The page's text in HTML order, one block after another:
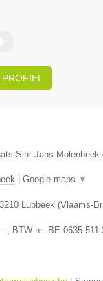
Sint Jans
| Google maps ▼
3210 Lubbeek(Vlaams-
-, BTW-nr: BE